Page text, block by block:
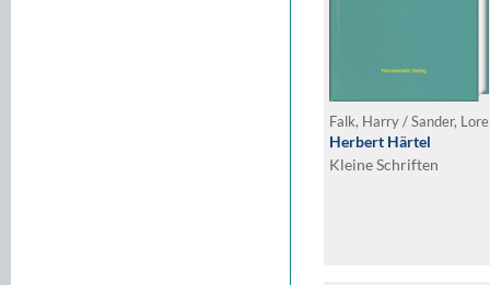
Falk, Harry / Sander,
Herbert Härtel
Kleine Schriften